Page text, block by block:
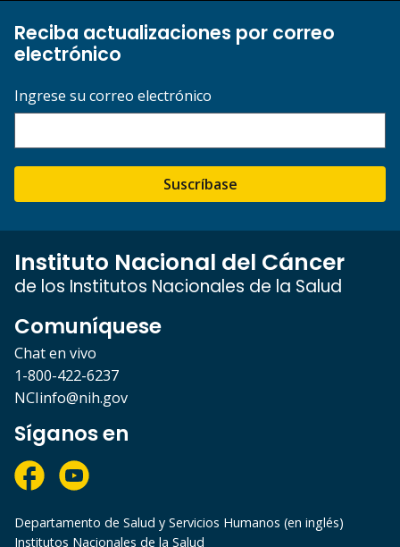
Reciba actualizaciones por correo
electrónico
Ingrese su correo electrónico
Suscríbase
Instituto Nacional del Cáncer
de los Institutos Nacionales de la Salud
Comuníquese
Chat en vivo
1-800-422-6237
NCIinfo@nih.gov
Síganos en
Departamento de Salud y Servicios Humanos (en inglés)
Institutos Nacionales de la Salud